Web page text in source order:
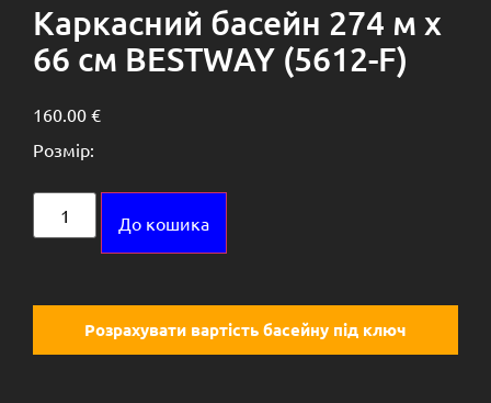
Каркасний басейн 274 м х
66 см BESTWAY (5612-F)
160.00 €
Розмір:
До кошика
Розрахувати вартість басейну під ключ